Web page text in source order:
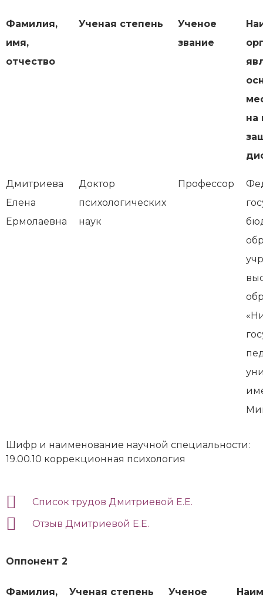
Фамилия,
имя,
отчество
Ученая степень
Ученое
звание
на
Дмитриева
Елена
Ермолаевна
Доктор
психологических
наук
Профессор
Шифр и наименование научной специальности:
19.00.10 коррекционная психология
Список трудов Дмитриевой Е.Е.
Отзыв Дмитриевой Е.Е.
Оппонент 2
Фамилия,
Ученая степень
Ученое